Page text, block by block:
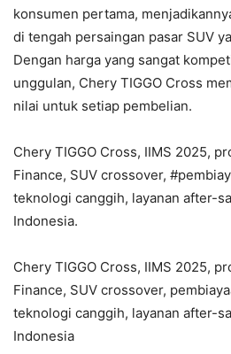
konsumen pertama,
di tengah persaingan pasar SUV
Dengan harga yang sangat
unggulan, Chery TIGGO Cross
nilai untuk setiap pembelian.
Chery TIGGO Cross, IIMS 2025,
Finance, SUV crossover,
teknologi canggih, layanan after-
Indonesia.
Chery TIGGO Cross, IIMS 2025,
Finance, SUV crossover,
teknologi canggih, layanan after-
Indonesia